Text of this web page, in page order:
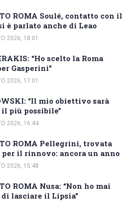
ROMA Soulé, contatto con il
è parlato anche di Leao
2026, 18:01
“Ho scelto la Roma
Gasperini”
2026, 17:01
“Il mio obiettivo sarà
più possibile”
2026, 16:44
ROMA Pellegrini, trovata
per il rinnovo: ancora un anno
2026, 15:48
ROMA Nusa: “Non ho mai
lasciare il Lipsia”